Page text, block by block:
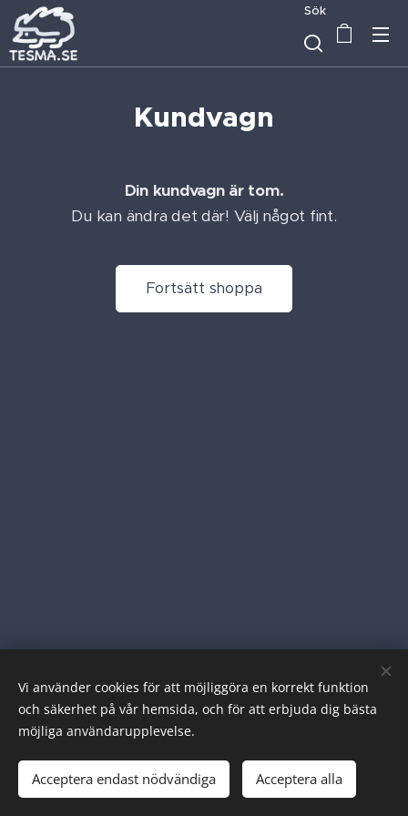
Sök
Kundvagn
Din kundvagn är tom.
Du kan ändra det där! Välj något fint.
Fortsätt shoppa
© 2023 Alla rättigheter reserverade
tesma.se (en del av aMASE AB)
info@tesma.se
Cookies
Vi använder cookies för att möjliggöra en korrekt funktion
och säkerhet på vår hemsida, och för att erbjuda dig bästa
möjliga användarupplevelse.
Acceptera endast nödvändiga Acceptera alla